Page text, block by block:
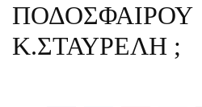
ΠΟΔΟΣΦΑΙΡΟΥ
Κ.ΣΤΑΥΡΕΛΗ ;